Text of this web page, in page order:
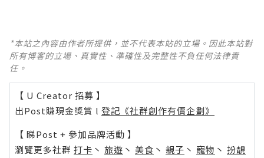
*本站之內容由作者所提供，並不代表本站的立場。因此本站對
所有博客的立場、真實性、準確性及完整性不負任何法律責
任。
【 U Creator 招募 】
出Post賺現金獎賞 l 登記《社群創作有價企劃》
【 睇Post + 參加品牌活動 】
瀏覽更多社群 打卡 丶 旅遊 丶 美食 丶 親子 丶 寵物 丶 扮靚